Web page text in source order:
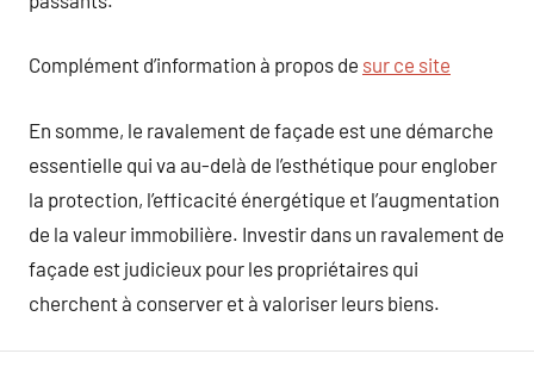
Complément d’information à propos de sur ce site
En somme, le ravalement de façade est une démarche
essentielle qui va au-delà de l’esthétique pour englober
la protection, l’efficacité énergétique et l’augmentation
de la valeur immobilière. Investir dans un ravalement de
façade est judicieux pour les propriétaires qui
cherchent à conserver et à valoriser leurs biens.